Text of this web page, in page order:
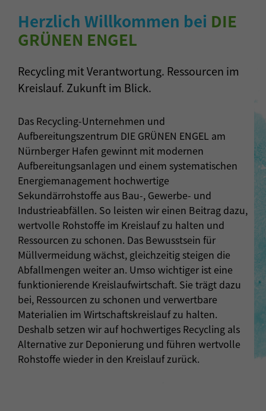
Herzlich Willkommen bei DIE
GRÜNEN ENGEL
Recycling mit Verantwortung. Ressourcen im
Kreislauf. Zukunft im Blick.
Das Recycling-Unternehmen und
Aufbereitungszentrum DIE GRÜNEN ENGEL am
Nürnberger Hafen gewinnt mit modernen
Aufbereitungsanlagen und einem systematischen
Energiemanagement hochwertige
Sekundärrohstoffe aus Bau-, Gewerbe- und
Industrieabfällen. So leisten wir einen Beitrag dazu,
wertvolle Rohstoffe im Kreislauf zu halten und
Ressourcen zu schonen. Das Bewusstsein für
Müllvermeidung wächst, gleichzeitig steigen die
Abfallmengen weiter an. Umso wichtiger ist eine
funktionierende Kreislaufwirtschaft. Sie trägt dazu
bei, Ressourcen zu schonen und verwertbare
Materialien im Wirtschaftskreislauf zu halten.
Deshalb setzen wir auf hochwertiges Recycling als
Alternative zur Deponierung und führen wertvolle
Rohstoffe wieder in den Kreislauf zurück.